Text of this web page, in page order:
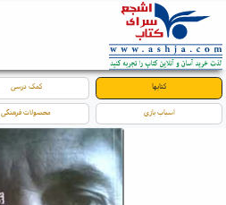
کتابها کمک درسی
اسباب بازی محصولات فرهنگی